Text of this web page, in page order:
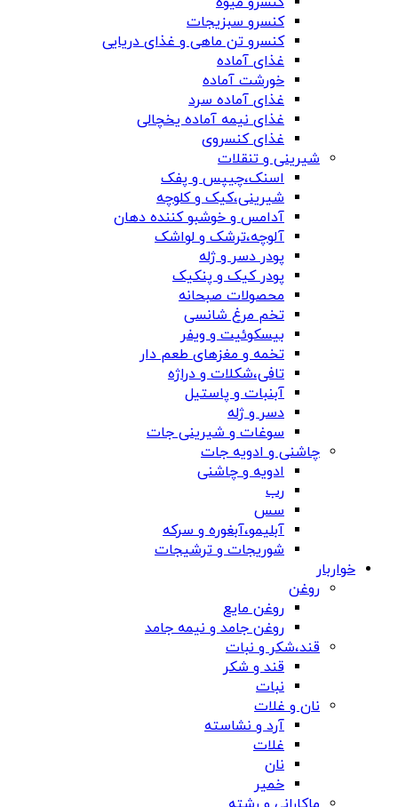
کنسرو سبزیجات
کنسرو تن ماهی و غذای دریایی
غذای آماده
خورشت آماده
غذای آماده سرد
غذای نیمه آماده یخچالی
غذای کنسروی
شیرینی و تنقلات
اسنک،چیپس و پفک
شیرینی،کیک و کلوچه
آدامس و خوشبو کننده دهان
آلوچه،ترشک و لواشک
پودر دسر و ژله
پودر کیک و پنکیک
محصولات صبحانه
تخم مرغ شانسی
بیسکوئیت و ویفر
تخمه و مغزهای طعم دار
تافی،شکلات و دراژه
آبنبات و پاستیل
دسر و ژله
سوغات و شیرینی جات
چاشنی و ادویه جات
ادویه و چاشنی
رب
سس
آبلیمو،آبغوره و سرکه
شوریجات و ترشیجات
خواربار
روغن
روغن مایع
روغن جامد و نیمه جامد
قند،شکر و نبات
قند و شکر
نبات
نان و غلات
آرد و نشاسته
غلات
نان
خمیر